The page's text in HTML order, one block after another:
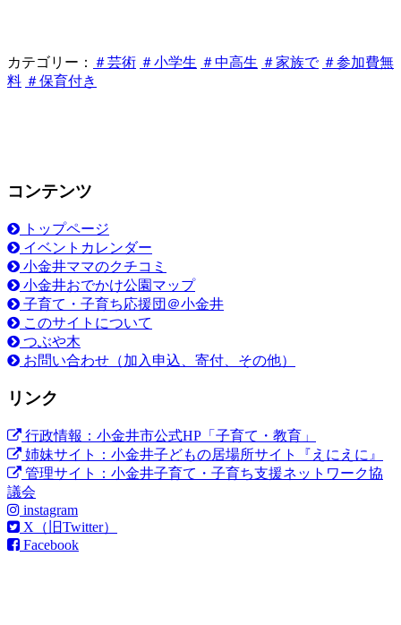
カテゴリー： ＃芸術 ＃小学生 ＃中高生 ＃家族で ＃参加費無
料 ＃保育付き
コンテンツ
トップページ
イベントカレンダー
小金井ママのクチコミ
小金井おでかけ公園マップ
子育て・子育ち応援団＠小金井
このサイトについて
つぶや木
お問い合わせ（加入申込、寄付、その他）
リンク
行政情報：小金井市公式HP「子育て・教育」
姉妹サイト：小金井子どもの居場所サイト『えにえに』
管理サイト：小金井子育て・子育ち支援ネットワーク協
議会
instagram
X（旧Twitter）
Facebook